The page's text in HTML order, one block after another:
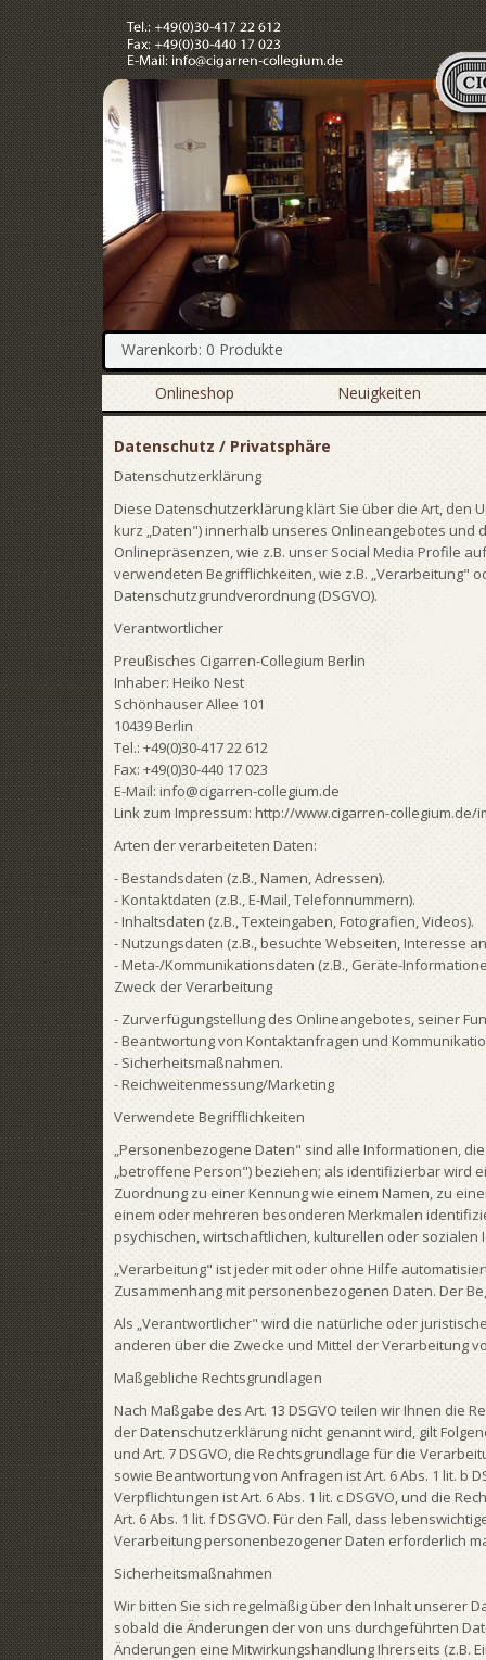
Warenkorb: 0 Produkte
Onlineshop Neuigkeiten
Datenschutz / Privatsphäre
Datenschutzerklärung
Diese Datenschutzerklärung klärt Sie über die Art, den
kurz „Daten") innerhalb unseres Onlineangebotes
Onlinepräsenzen, wie z.B. unser Social Media Profile
verwendeten Begrifflichkeiten, wie z.B. „Verarbeitung"
Datenschutzgrundverordnung (DSGVO).
Verantwortlicher
Preußisches Cigarren-Collegium Berlin
Inhaber: Heiko Nest
Schönhauser Allee 101
10439 Berlin
Tel.: +49(0)30-417 22 612
Fax: +49(0)30-440 17 023
E-Mail: info@cigarren-collegium.de
Link zum Impressum: http://www.cigarren-collegium.de/
Arten der verarbeiteten Daten:
- Bestandsdaten (z.B., Namen, Adressen).
- Kontaktdaten (z.B., E-Mail, Telefonnummern).
- Inhaltsdaten (z.B., Texteingaben, Fotografien, Videos).
- Nutzungsdaten (z.B., besuchte Webseiten, Interesse
- Meta-/Kommunikationsdaten (z.B., Geräte-
Zweck der Verarbeitung
- Zurverfügungstellung des Onlineangebotes, seiner
- Beantwortung von Kontaktanfragen und
- Sicherheitsmaßnahmen.
- Reichweitenmessung/Marketing
Verwendete Begrifflichkeiten
„Personenbezogene Daten" sind alle Informationen,
„betroffene Person") beziehen; als identifizierbar wird
Zuordnung zu einer Kennung wie einem Namen, zu
einem oder mehreren besonderen Merkmalen
psychischen, wirtschaftlichen, kulturellen oder
„Verarbeitung" ist jeder mit oder ohne Hilfe
Zusammenhang mit personenbezogenen Daten. Der
Als „Verantwortlicher" wird die natürliche oder
anderen über die Zwecke und Mittel der Verarbeitung
Maßgebliche Rechtsgrundlagen
Nach Maßgabe des Art. 13 DSGVO teilen wir Ihnen die
der Datenschutzerklärung nicht genannt wird, gilt
und Art. 7 DSGVO, die Rechtsgrundlage für die
sowie Beantwortung von Anfragen ist Art. 6 Abs. 1 lit. b
Verpflichtungen ist Art. 6 Abs. 1 lit. c DSGVO, und die
Art. 6 Abs. 1 lit. f DSGVO. Für den Fall, dass
Verarbeitung personenbezogener Daten erforderlich
Sicherheitsmaßnahmen
Wir bitten Sie sich regelmäßig über den Inhalt unserer
sobald die Änderungen der von uns durchgeführten
Änderungen eine Mitwirkungshandlung Ihrerseits (z.B.